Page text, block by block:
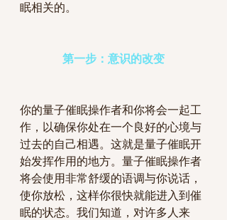
眠相关的。
第一步：意识的改变
你的量子催眠操作者和你将会一起工
作，以确保你处在一个良好的心境与
过去的自己相遇。这就是量子催眠开
始发挥作用的地方。量子催眠操作者
将会使用非常舒缓的语调与你说话，
使你放松，这样你很快就能进入到催
眠的状态。我们知道，对许多人来